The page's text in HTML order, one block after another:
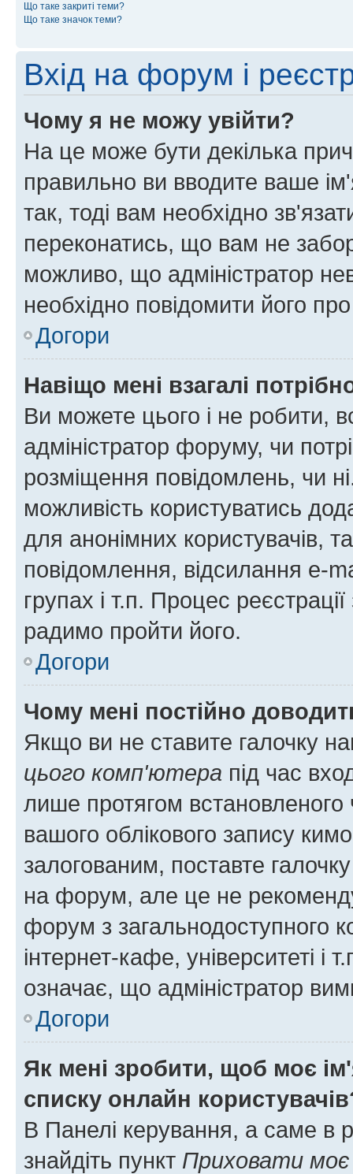
Що таке закриті теми?
Що таке значок теми?
Вхід на форум і
Чому я не можу увійти?
На це може бути декілька
правильно ви вводите ваше
так, тоді вам необхідно
переконатись, що вам не
можливо, що адміністратор
необхідно повідомити його
Догори
Навіщо мені взагалі
Ви можете цього і не робити,
адміністратор форуму, чи
розміщення повідомлень, чи
можливість користуватись
для анонімних користувачів,
повідомлення, відсилання e-
групах і т.п. Процес
радимо пройти його.
Догори
Чому мені постійно
Якщо ви не ставите галочку
цього комп'ютера під час
лише протягом встановленого
вашого облікового запису
залогованим, поставте
на форум, але це не
форум з загальнодоступного
інтернет-кафе, університеті і
означає, що адміністратор
Догори
Як мені зробити, щоб моє
списку онлайн
В Панелі керування, а саме в
знайдіть пункт Приховати моє